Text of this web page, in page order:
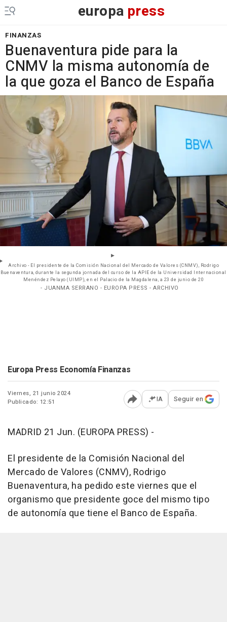
europa press
FINANZAS
Buenaventura pide para la
CNMV la misma autonomía de
la que goza el Banco de España
Archivo - El presidente de la Comisión Nacional del Mercado de Valores (CNMV), Rodrigo
Buenaventura, durante la segunda jornada del curso de la APIE de la Universidad Internacional
Menéndez Pelayo (UIMP), en el Palacio de la Magdalena, a 23 de junio de 20
- JUANMA SERRANO - EUROPA PRESS - ARCHIVO
Europa Press Economía Finanzas
Viernes, 21 junio 2024
Publicado: 12:51
Abrir opciones para
IA Seguir en
MADRID 21 Jun. (EUROPA PRESS) -
El presidente de la Comisión Nacional del
Mercado de Valores (CNMV), Rodrigo
Buenaventura, ha pedido este viernes que el
organismo que presidente goce del mismo tipo
de autonomía que tiene el Banco de España.